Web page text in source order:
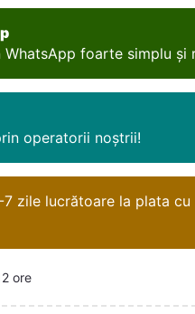
foarte simplu și
operatorii noștrii!
7 zile lucrătoare la plata cu
ore